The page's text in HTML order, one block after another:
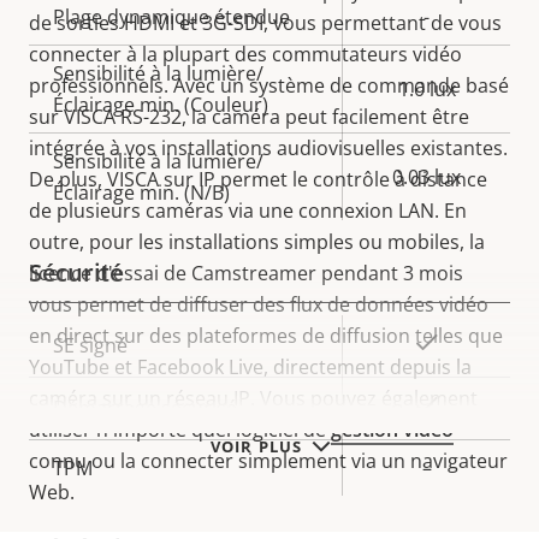
de sorties HDMI et 3G-SDI, vous permettant de vous
connecter à la plupart des commutateurs vidéo
professionnels. Avec un système de commande basé
sur VISCA RS-232, la caméra peut facilement être
intégrée à vos installations audiovisuelles existantes.
De plus, VISCA sur IP permet le contrôle à distance
de plusieurs caméras via une connexion LAN. En
outre, pour les installations simples ou mobiles, la
licence d'essai de Camstreamer pendant 3 mois
vous permet de diffuser des flux de données vidéo
en direct sur des plateformes de diffusion telles que
YouTube et Facebook Live, directement depuis la
caméra sur un réseau IP. Vous pouvez également
utiliser n'importe quel logiciel de gestion vidéo
connu ou la connecter simplement via un navigateur
Web.
VOIR PLUS
Plage dynamique étendue -
Sensibilité à la lumière/
Éclairage min. (Couleur)
1.0 lux
Sensibilité à la lumière/
Éclairage min. (N/B)
0.03 lux
Sécurité
Description
de la
Valeur de
la
SE signé Oui
TPM –